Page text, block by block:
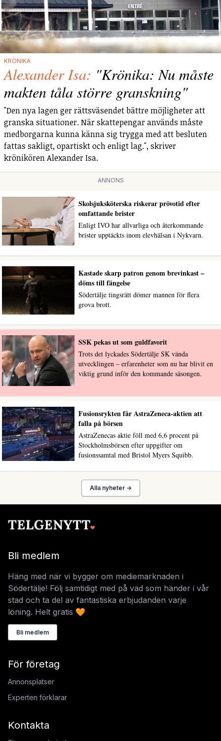
KRÖNIKA
Alexander Isa: "Krönika: Nu måste
makten tåla större granskning"
"Den nya lagen ger rättsväsendet bättre möjligheter att
granska situationer. När skattepengar används måste
medborgarna kunna känna sig trygga med att besluten
fattas sakligt, opartiskt och enligt lag.", skriver
krönikören Alexander Isa.
ANNONS
Skolsjuksköterska riskerar prövotid efter
omfattande brister
Enligt IVO har allvarliga och återkommande
brister upptäckts inom elevhälsan i Nykvarn.
Kastade skarp patron genom brevinkast –
döms till fängelse
Södertälje tingsrätt dömer mannen för flera
grova brott.
SSK pekas ut som guldfavorit
Trots det lyckades Södertälje SK vända
utvecklingen – erfarenheter som nu har blivit en
viktig grund inför den kommande säsongen.
Fusionsrykten får AstraZeneca-aktien att
falla på börsen
AstraZenecas aktie föll med 6,6 procent på
Stockholmsbörsen efter uppgifter om
fusionssamtal med Bristol Myers Squibb.
Alla nyheter →
Bli medlem
Häng med när vi bygger om mediemarknaden i
Södertälje! Följ samtidigt med på vad som händer i vår
stad och ta del av fantastiska erbjudanden varje
löning. Helt gratis 🧡
Bli medlem
För företag
Annonsplatser
Experten förklarar
Kontakta